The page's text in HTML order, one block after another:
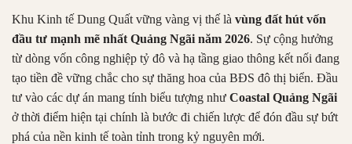
Khu Kinh tế Dung Quất vững vàng vị thế là vùng đất hút vốn
đầu tư mạnh mẽ nhất Quảng Ngãi năm 2026. Sự cộng hưởng
từ dòng vốn công nghiệp tỷ đô và hạ tầng giao thông kết nối đang
tạo tiền đề vững chắc cho sự thăng hoa của BĐS đô thị biển. Đầu
tư vào các dự án mang tính biểu tượng như Coastal Quảng Ngãi
ở thời điểm hiện tại chính là bước đi chiến lược để đón đầu sự bứt
phá của nền kinh tế toàn tỉnh trong kỷ nguyên mới.